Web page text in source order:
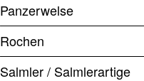
Panzerwelse
Rochen
Salmler / Salmlerartige